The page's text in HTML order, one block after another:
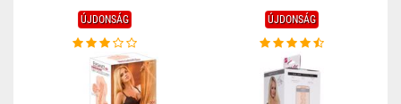
ÚJDONSÁG ÚJDONSÁG